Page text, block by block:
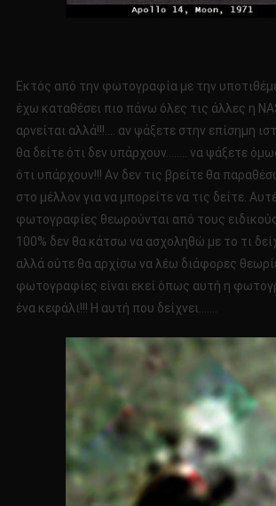
Εκτός από την φωτογραφία με την
έχω καταθέσει πιο πάνω όλες τις άλλες η
αρνείται αλλά!!!…. αν ψάξετε στην επίσημη
θα δείτε ότι δεν υπάρχουν…….. να ψάξετε
ότι υπάρχουν!!! Αν δεν τις βρείτε θα
στο μέλλον για να μπορείτε να τις δείτε.
φωτογραφίες θεωρούνται από τους ειδικούς
100% δεν θα κάτσω να ασχοληθώ με το τι
αλλά ούτε θα αρχίσω να λέω διάφορες
φωτογραφίες είναι εκεί όπως αυτή η
ένα κεφάλι!!! Η αυτή που δείχνει…….